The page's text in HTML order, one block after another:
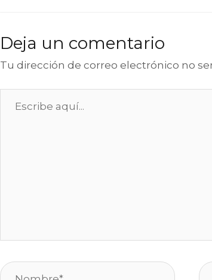
Deja un comentario
Tu dirección de correo electrónico no
aquí...
Nombre*